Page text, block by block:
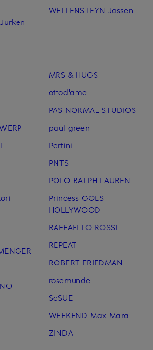
WELLENSTEYN Jassen
MRS & HUGS
ottod'ame
PAS NORMAL STUDIOS
paul green
Pertini
PNTS
POLO RALPH LAUREN
Princess GOES
HOLLYWOOD
RAFFAELLO ROSSI
REPEAT
ROBERT FRIEDMAN
rosemunde
SoSUE
WEEKEND Max Mara
ZINDA